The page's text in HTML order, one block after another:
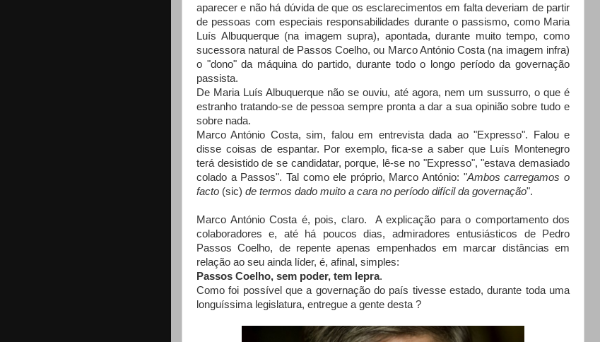
aparecer e não há dúvida de que os esclarecimentos em falta deveriam de partir
de pessoas com especiais responsabilidades durante o passismo, como Maria
Luís Albuquerque (na imagem supra), apontada, durante muito tempo, como
sucessora natural de Passos Coelho, ou Marco António Costa (na imagem infra)
o "dono" da máquina do partido, durante todo o longo período da governação
passista.
De Maria Luís Albuquerque não se ouviu, até agora, nem um sussurro, o que é
estranho tratando-se de pessoa sempre pronta a dar a sua opinião sobre tudo e
sobre nada.
Marco António Costa, sim, falou em entrevista dada ao "Expresso". Falou e
disse coisas de espantar. Por exemplo, fica-se a saber que Luís Montenegro
terá desistido de se candidatar, porque, lê-se no "Expresso", "estava demasiado
colado a Passos". Tal como ele próprio, Marco António: "Ambos carregamos o
facto (sic) de termos dado muito a cara no período difícil da governação".
Marco António Costa é, pois, claro. A explicação para o comportamento dos
colaboradores e, até há poucos dias, admiradores entusiásticos de Pedro
Passos Coelho, de repente apenas empenhados em marcar distâncias em
relação ao seu ainda líder, é, afinal, simples:
Passos Coelho, sem poder, tem lepra.
Como foi possível que a governação do país tivesse estado, durante toda uma
longuíssima legislatura, entregue a gente desta ?